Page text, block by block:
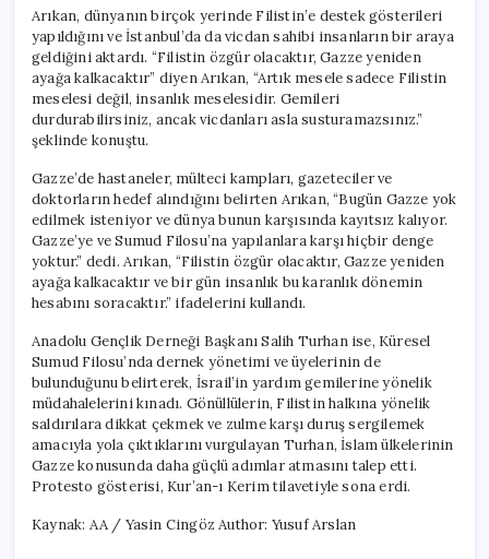
Arıkan, dünyanın birçok yerinde Filistin’e destek gösterileri
yapıldığını ve İstanbul’da da vicdan sahibi insanların bir araya
geldiğini aktardı. “Filistin özgür olacaktır, Gazze yeniden
ayağa kalkacaktır” diyen Arıkan, “Artık mesele sadece Filistin
meselesi değil, insanlık meselesidir. Gemileri
durdurabilirsiniz, ancak vicdanları asla susturamazsınız.”
şeklinde konuştu.
Gazze’de hastaneler, mülteci kampları, gazeteciler ve
doktorların hedef alındığını belirten Arıkan, “Bugün Gazze yok
edilmek isteniyor ve dünya bunun karşısında kayıtsız kalıyor.
Gazze’ye ve Sumud Filosu’na yapılanlara karşı hiçbir denge
yoktur.” dedi. Arıkan, “Filistin özgür olacaktır, Gazze yeniden
ayağa kalkacaktır ve bir gün insanlık bu karanlık dönemin
hesabını soracaktır.” ifadelerini kullandı.
Anadolu Gençlik Derneği Başkanı Salih Turhan ise, Küresel
Sumud Filosu’nda dernek yönetimi ve üyelerinin de
bulunduğunu belirterek, İsrail’in yardım gemilerine yönelik
müdahalelerini kınadı. Gönüllülerin, Filistin halkına yönelik
saldırılara dikkat çekmek ve zulme karşı duruş sergilemek
amacıyla yola çıktıklarını vurgulayan Turhan, İslam ülkelerinin
Gazze konusunda daha güçlü adımlar atmasını talep etti.
Protesto gösterisi, Kur’an-ı Kerim tilavetiyle sona erdi.
Kaynak: AA / Yasin Cingöz Author: Yusuf Arslan